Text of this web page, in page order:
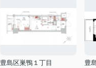
豊島区巣鴨１丁目
豊